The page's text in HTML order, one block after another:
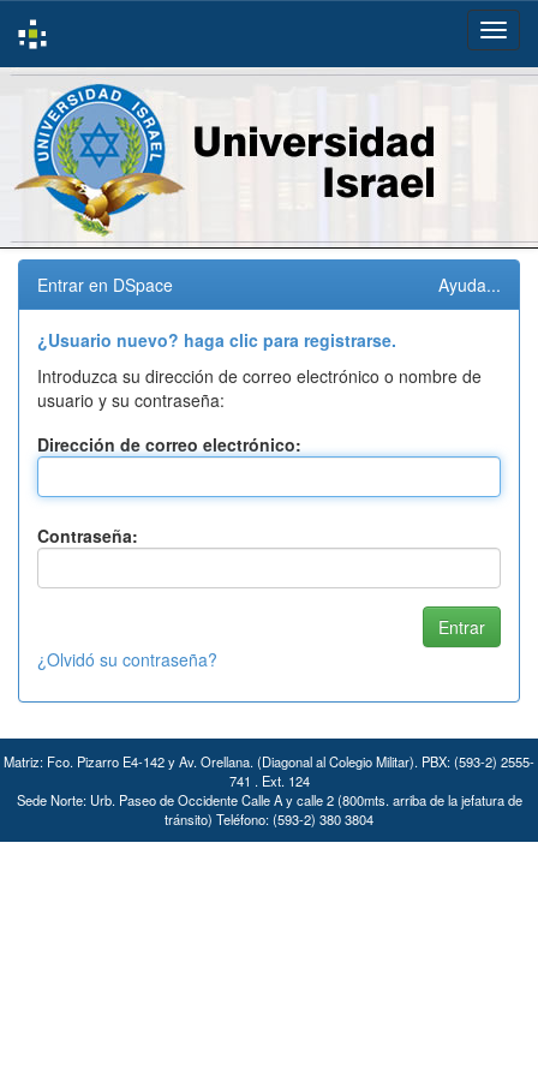
Skip
navigation
Entrar en DSpace Ayuda...
¿Usuario nuevo? haga clic para registrarse.
Introduzca su dirección de correo electrónico o nombre de
usuario y su contraseña:
Dirección de correo electrónico:
Contraseña:
¿Olvidó su contraseña?
Matriz: Fco. Pizarro E4-142 y Av. Orellana. (Diagonal al Colegio Militar). PBX: (593-2) 2555-
741 . Ext. 124
Sede Norte: Urb. Paseo de Occidente Calle A y calle 2 (800mts. arriba de la jefatura de
tránsito) Teléfono: (593-2) 380 3804